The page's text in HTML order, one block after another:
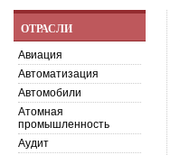
ОТРАСЛИ
Авиация
Автоматизация
Автомобили
Атомная
промышленность
Аудит